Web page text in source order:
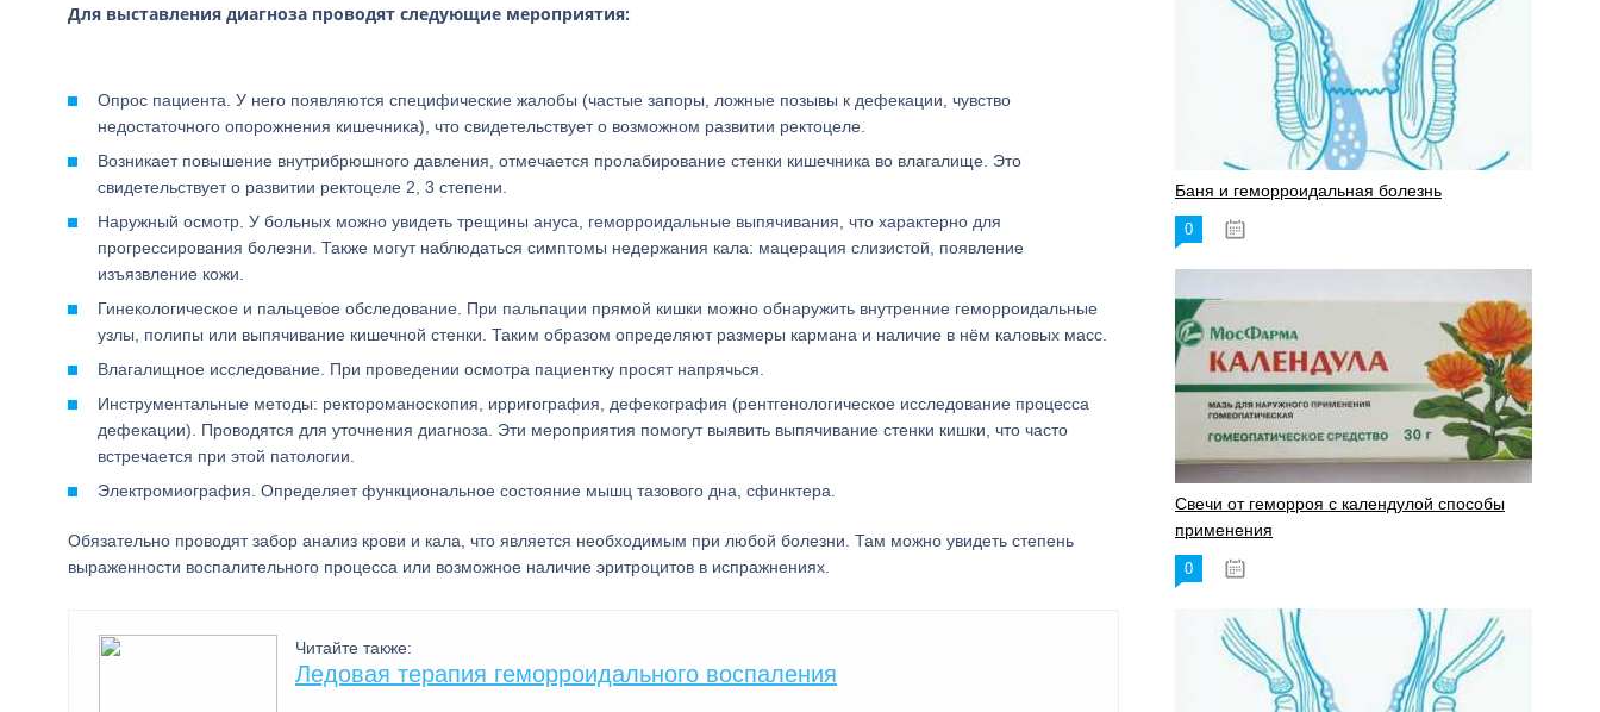
Для выставления диагноза проводят следующие мероприятия:
Опрос пациента. У него появляются специфические жалобы (частые запоры, ложные позывы к дефекации, чувство
недостаточного опорожнения кишечника), что свидетельствует о возможном развитии ректоцеле.
Возникает повышение внутрибрюшного давления, отмечается пролабирование стенки кишечника во влагалище. Это
свидетельствует о развитии ректоцеле 2, 3 степени.
Наружный осмотр. У больных можно увидеть трещины ануса, геморроидальные выпячивания, что характерно для
прогрессирования болезни. Также могут наблюдаться симптомы недержания кала: мацерация слизистой, появление
изъязвление кожи.
Гинекологическое и пальцевое обследование. При пальпации прямой кишки можно обнаружить внутренние геморроидальные
узлы, полипы или выпячивание кишечной стенки. Таким образом определяют размеры кармана и наличие в нём каловых масс.
Влагалищное исследование. При проведении осмотра пациентку просят напрячься.
Инструментальные методы: ректороманоскопия, ирригография, дефекография (рентгенологическое исследование процесса
дефекации). Проводятся для уточнения диагноза. Эти мероприятия помогут выявить выпячивание стенки кишки, что часто
встречается при этой патологии.
Электромиография. Определяет функциональное состояние мышц тазового дна, сфинктера.
Обязательно проводят забор анализ крови и кала, что является необходимым при любой болезни. Там можно увидеть степень
выраженности воспалительного процесса или возможное наличие эритроцитов в испражнениях.
Читайте также:
Ледовая терапия геморроидального воспаления
Баня и геморроидальная болезнь
0
Свечи от геморроя с календулой способы
применения
0